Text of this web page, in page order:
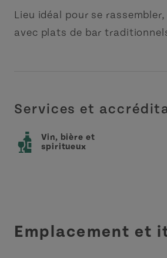
Lieu idéal pour se
avec plats de bar
Services et
Vin, bière et
spiritueux
Emplacement et